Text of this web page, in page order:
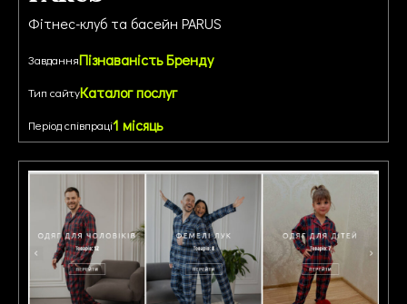
Фітнес-клуб та басейн PARUS
ЗавданняПізнаваність Бренду
Тип сайтуКаталог послуг
Період співпраці1 місяць